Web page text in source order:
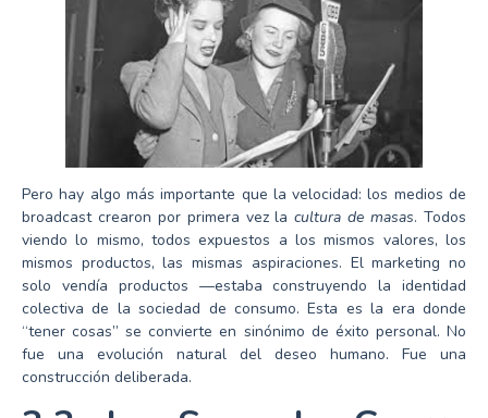
Pero hay algo más importante que la velocidad: los medios de
broadcast crearon por primera vez lacultura de masas. Todos
viendo lo mismo, todos expuestos a los mismos valores, los
mismos productos, las mismas aspiraciones. El marketing no
solo vendía productos —estaba construyendo la identidad
colectiva de la sociedad de consumo. Esta es la era donde
“tener cosas” se convierte en sinónimo de éxito personal. No
fue una evolución natural del deseo humano. Fue una
construcción deliberada.